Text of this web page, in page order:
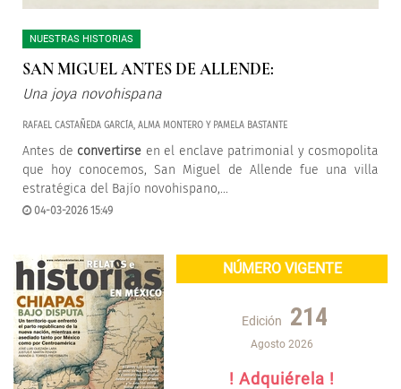
NUESTRAS HISTORIAS
SAN MIGUEL ANTES DE ALLENDE:
Una joya novohispana
RAFAEL CASTAÑEDA GARCÍA, ALMA MONTERO Y PAMELA BASTANTE
Antes de convertirse en el enclave patrimonial y cosmopolita
que hoy conocemos, San Miguel de Allende fue una villa
estratégica del Bajío novohispano,...
04-03-2026 15:49
NÚMERO VIGENTE
Edición 214
Agosto 2026
! Adquiérela !